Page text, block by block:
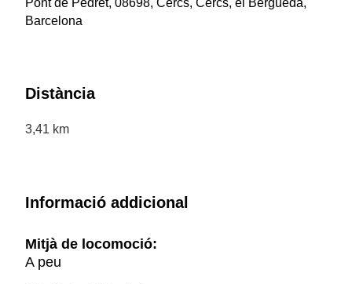
Pont de Pedret, 08698, Cercs, Cercs, el Berguedà,
Barcelona
Distància
3,41 km
Informació addicional
Mitjà de locomoció:
A peu